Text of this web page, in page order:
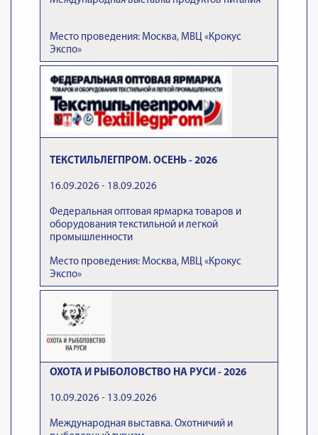
Место проведения: Москва, МВЦ «Крокус
Экспо»
ТЕКСТИЛЬЛЕГПРОМ. ОСЕНЬ - 2026
16.09.2026 - 18.09.2026
Федеральная оптовая ярмарка товаров и
оборудования текстильной и легкой
промышленности
Место проведения: Москва, МВЦ «Крокус
Экспо»
ОХОТА И РЫБОЛОВСТВО НА РУСИ - 2026
10.09.2026 - 13.09.2026
Международная выставка. Охотничий и